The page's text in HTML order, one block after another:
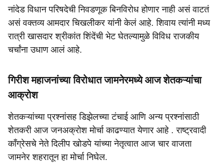
नांदेड विधान परिषदेची निवडणूक बिनविरोध होणार नाही असं वाटतं
असं वक्तव्य आमदार चिखलीकर यांनी केलं आहे. शिवाय त्यांनी मध्य
रात्री खासदार श्रीकांत शिंदेंची भेट घेतल्यामुळे विविध राजकीय
चर्चांना उधाण आलं आहे.
गिरीश महाजनांच्या विरोधात जामनेरमध्ये आज शेतकऱ्यांचा
आक्रोश
शेतकऱ्यांच्या प्रश्नांसह डिझेलच्या टंचाई आणि अन्य प्रश्नांसाठी
शेतकरी आज जनअक्रोश मोर्चा काढण्यात येणार आहे . राष्ट्रवादी
काँग्रेसचे नेते दिलीप खोडपे यांच्या नेतृत्वात आज चार वाजता
जामनेर शहरातून हा मोर्चा निघेल.